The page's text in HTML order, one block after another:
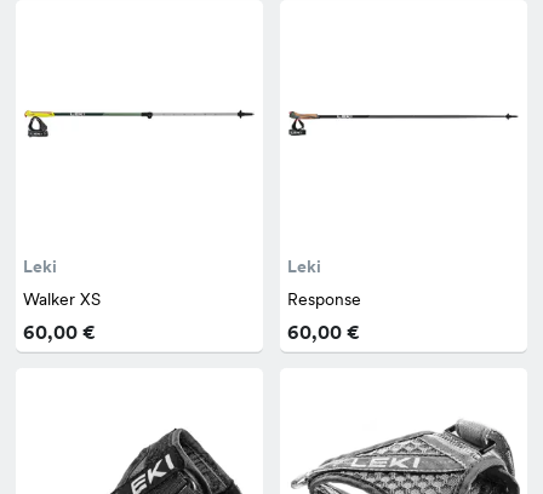
Leki
Walker XS
60,00 €
Leki
Response
60,00 €